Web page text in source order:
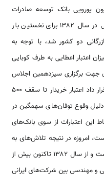
اعتبار اعطایی ۲۰ میلیون یورویی بانک توسعه صادرات
جمهوری اسلامی ایران به طرف کوبایی در سال ۱۳۸۲ برای نخستین بار
دو کشور شد، با توجه به
اعتبار اعطایی به طرف کوبایی
جهت برگزاری سیزدهمین اجلاس
کمیسیون مشترک اقتصادی در قالب قرار داد اعتبار خریدار تا سقف ۵۰۰
دلیل وقوع توفان‌های سهمگین در
اقساط این اعتبارات از سوی بانک‌های
امروزه در نتیجه تلاش‌های به
عمل آمده موازنه تجاری به نفع ایران است و از سال ۱۳۸۲ تاکنون بیش از
فنی و مهندسی بین شرکت‌های ایرانی